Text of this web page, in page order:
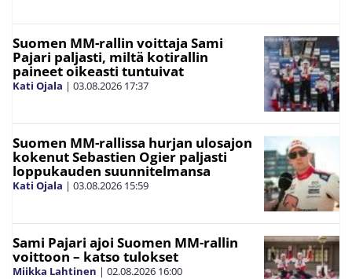
Suomen MM-rallin voittaja Sami
Pajari paljasti, miltä kotirallin
paineet oikeasti tuntuivat
Kati Ojala | 03.08.2026 17:37
Suomen MM-rallissa hurjan ulosajon
kokenut Sebastien Ogier paljasti
loppukauden suunnitelmansa
Kati Ojala | 03.08.2026 15:59
Sami Pajari ajoi Suomen MM-rallin
voittoon – katso tulokset
Miikka Lahtinen | 02.08.2026 16:00